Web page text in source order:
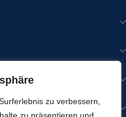
zu verbessern,